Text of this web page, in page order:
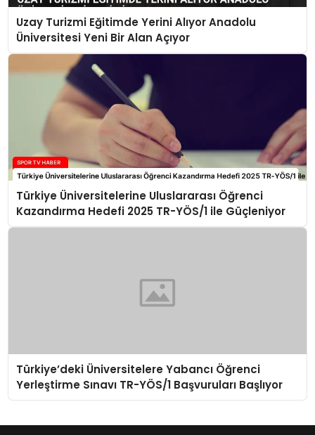
Uzay Turizmi Eğitimde Yerini Alıyor Anadolu
Üniversitesi Yeni Bir Alan Açıyor
Türkiye Üniversitelerine Uluslararası Öğrenci
Kazandırma Hedefi 2025 TR-YÖS/1 ile Güçleniyor
Türkiye’deki Üniversitelere Yabancı Öğrenci
Yerleştirme Sınavı TR-YÖS/1 Başvuruları Başlıyor